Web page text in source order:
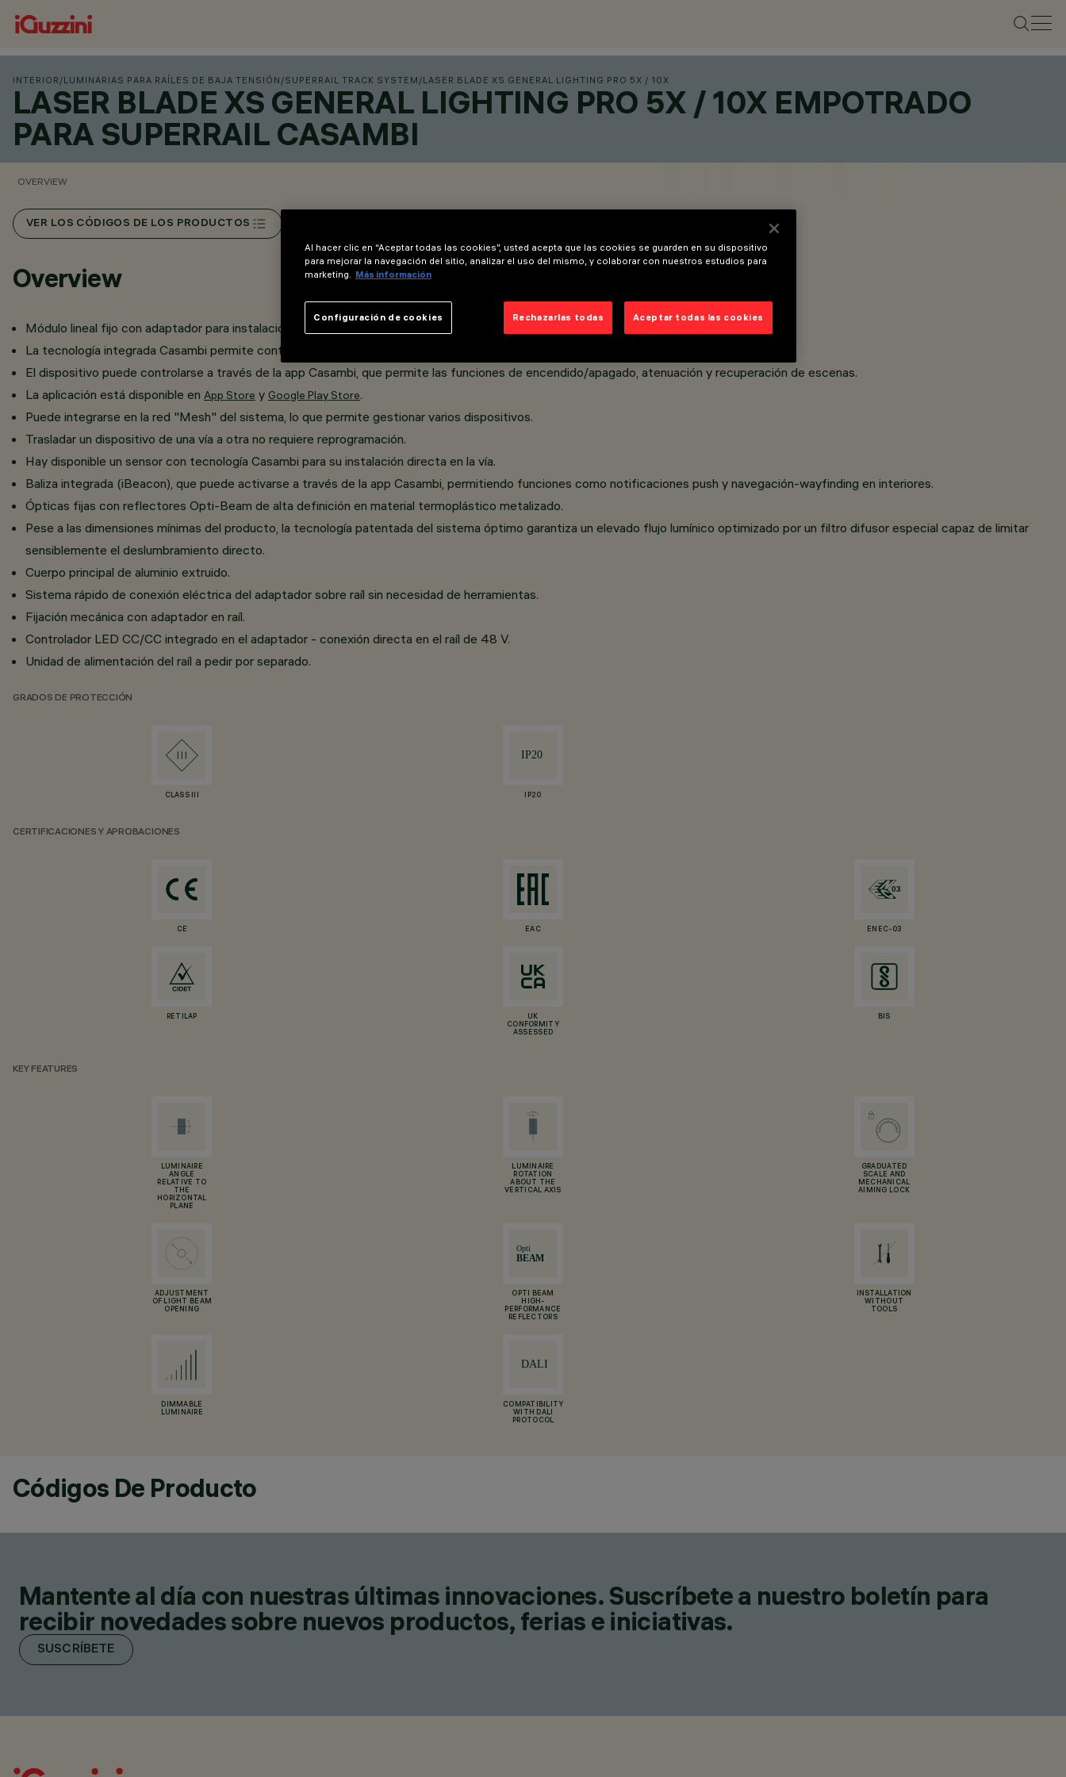
INTERIOR /LUMINARIAS PARA RAÍLES DE BAJA TENSIÓN /SUPERRAIL TRACK SYSTEM /LASER BLADE XS GENERAL LIGHTING PRO 5X / 10X
LASER BLADE XS GENERAL LIGHTING PRO 5X / 10X EMPOTRADO
PARA SUPERRAIL CASAMBI
OVERVIEW
VER LOS CÓDIGOS DE LOS PRODUCTOS
Overview
Módulo lineal fijo con adaptador para instalación en raíl Superrail.
La tecnología integrada Casambi permite controlar de forma independiente cada módulo luminoso insertado en el carril.
El dispositivo puede controlarse a través de la app Casambi, que permite las funciones de encendido/apagado, atenuación y recuperación de escenas.
La aplicación está disponible en App Store y Google Play Store.
Puede integrarse en la red "Mesh" del sistema, lo que permite gestionar varios dispositivos.
Trasladar un dispositivo de una vía a otra no requiere reprogramación.
Hay disponible un sensor con tecnología Casambi para su instalación directa en la vía.
Baliza integrada (iBeacon), que puede activarse a través de la app Casambi, permitiendo funciones como notificaciones push y navegación-wayfinding en interiores.
Ópticas fijas con reflectores Opti-Beam de alta definición en material termoplástico metalizado.
Pese a las dimensiones mínimas del producto, la tecnología patentada del sistema óptimo garantiza un elevado flujo lumínico optimizado por un filtro difusor especial capaz de limitar
sensiblemente el deslumbramiento directo.
Cuerpo principal de aluminio extruido.
Sistema rápido de conexión eléctrica del adaptador sobre raíl sin necesidad de herramientas.
Fijación mecánica con adaptador en raíl.
Controlador LED CC/CC integrado en el adaptador - conexión directa en el raíl de 48 V.
Unidad de alimentación del raíl a pedir por separado.
GRADOS DE PROTECCIÓN
CLASS III IP20
CERTIFICACIONES Y APROBACIONES
CE EAC ENEC-03
RETILAP
UK
CONFORMITY
ASSESSED
BIS
KEY FEATURES
LUMINAIRE
ANGLE
RELATIVE TO
THE
HORIZONTAL
PLANE
LUMINAIRE
ROTATION
ABOUT THE
VERTICAL AXIS
GRADUATED
SCALE AND
MECHANICAL
AIMING LOCK
ADJUSTMENT
OF LIGHT BEAM
OPENING
OPTI BEAM
HIGH-
PERFORMANCE
REFLECTORS
INSTALLATION
WITHOUT
TOOLS
DIMMABLE
LUMINAIRE
COMPATIBILITY
WITH DALI
PROTOCOL
Códigos De Producto
Mantente al día con nuestras últimas innovaciones. Suscríbete a nuestro boletín para
recibir novedades sobre nuevos productos, ferias e iniciativas.
SUSCRÍBETE
Al hacer clic en “Aceptar todas las cookies”, usted acepta que las cookies se guarden en su dispositivo
para mejorar la navegación del sitio, analizar el uso del mismo, y colaborar con nuestros estudios para
marketing.
Más información
Rechazarlas todas Aceptar todas las cookies
Configuración de cookies